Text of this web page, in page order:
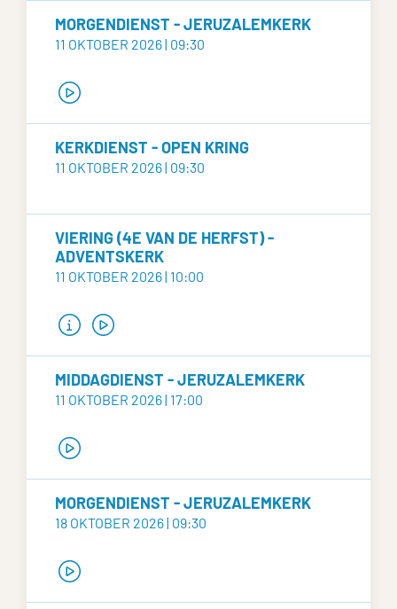
MORGENDIENST - JERUZALEMKERK
11 OKTOBER 2026 | 09:30
KERKDIENST - OPEN KRING
11 OKTOBER 2026 | 09:30
VIERING (4E VAN DE HERFST) -
ADVENTSKERK
11 OKTOBER 2026 | 10:00
MIDDAGDIENST - JERUZALEMKERK
11 OKTOBER 2026 | 17:00
MORGENDIENST - JERUZALEMKERK
18 OKTOBER 2026 | 09:30